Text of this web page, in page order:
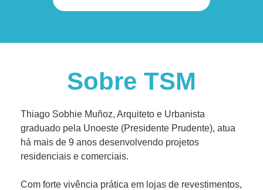
Sobre TSM
Thiago Sobhie Muñoz, Arquiteto e Urbanista
graduado pela Unoeste (Presidente Prudente), atua
há mais de 9 anos desenvolvendo projetos
residenciais e comerciais.
Com forte vivência prática em lojas de revestimentos,